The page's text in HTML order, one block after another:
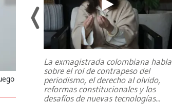
La exmagistrada colombiana habla
sobre el rol de contrapeso del
periodismo, el derecho al olvido,
reformas constitucionales y los
desafíos de nuevas tecnologías...